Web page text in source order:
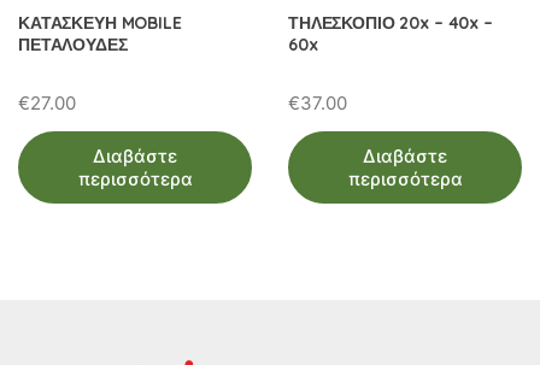
ΚΑΤΑΣΚΕΥΗ MOBILE
ΠΕΤΑΛΟΥΔΕΣ
€27.00
Διαβάστε
περισσότερα
ΤΗΛΕΣΚΟΠΙΟ 20x – 40x –
60x
€37.00
Διαβάστε
περισσότερα